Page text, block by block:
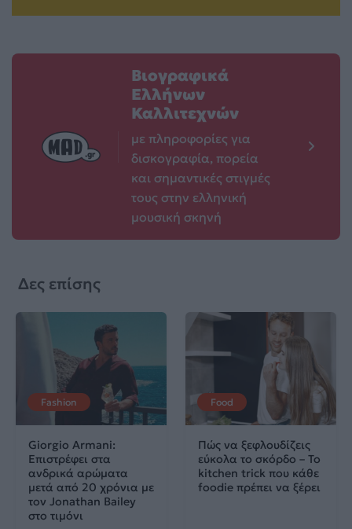
Βιογραφικά
Ελλήνων
Καλλιτεχνών
με πληροφορίες για
δισκογραφία, πορεία
και σημαντικές στιγμές
τους στην ελληνική
μουσική σκηνή
Δες επίσης
Fashion
Giorgio Armani:
Επιστρέφει στα
ανδρικά αρώματα
μετά από 20 χρόνια με
τον Jonathan Bailey
στο τιμόνι
Food
Πώς να ξεφλουδίζεις
εύκολα το σκόρδο – Το
kitchen trick που κάθε
foodie πρέπει να ξέρει